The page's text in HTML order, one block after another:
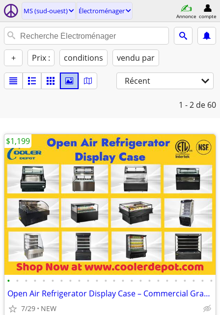
MS (sud-ouest) Électroménager
Annonce compte
+ Prix : conditions vendu par
Récent
1 - 2 de 60
• • • • • • • • • • • • • • • • • • • • • • • •
Open Air Refrigerator Display Case – Commercial Grab & Go Cooler
7/29 NEW
$1,199